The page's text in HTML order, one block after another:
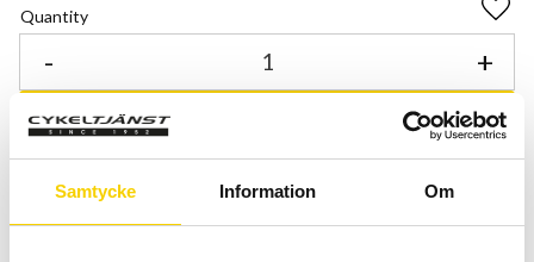
Samtycke Information Om
Quantity
+
-
Add
Allt inom cykel på ett ställe